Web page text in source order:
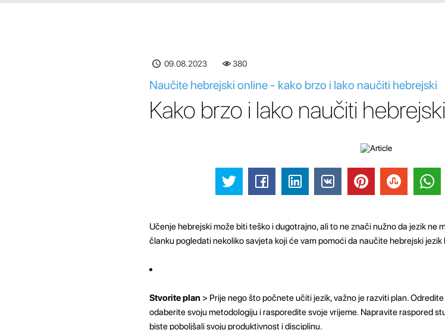
09.08.2023 380
Naučite hebrejski online - kako brzo i lako naučiti hebrejski
Kako brzo i lako naučiti hebrejski
Učenje hebrejski može biti teško i dugotrajno, ali to ne znači nužno da jezik ne
članku pogledati nekoliko savjeta koji će vam pomoći da naučite hebrejski jezik
Stvorite plan > Prije nego što počnete učiti jezik, važno je razviti plan.
odaberite svoju metodologiju i rasporedite svoje vrijeme. Napravite raspored
biste poboljšali svoju produktivnost i disciplinu.